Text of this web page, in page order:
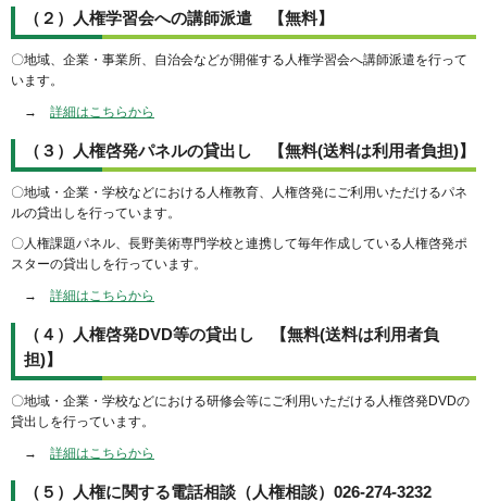
（２）人権学習会への講師派遣 【無料】
〇地域、企業・事業所、自治会などが開催する人権学習会へ講師派遣を行って
います。
→ 詳細はこちらから
（３）人権啓発パネルの貸出し 【無料(送料は利用者負担)】
〇地域・企業・学校などにおける人権教育、人権啓発にご利用いただけるパネ
ルの貸出しを行っています。
〇人権課題パネル、長野美術専門学校と連携して毎年作成している人権啓発ポ
スターの貸出しを行っています。
→ 詳細はこちらから
（４）人権啓発DVD等の貸出し 【無料(送料は利用者負
担)】
〇地域・企業・学校などにおける研修会等にご利用いただける人権啓発DVDの
貸出しを行っています。
→ 詳細はこちらから
（５）人権に関する電話相談（人権相談） 026-274-3232